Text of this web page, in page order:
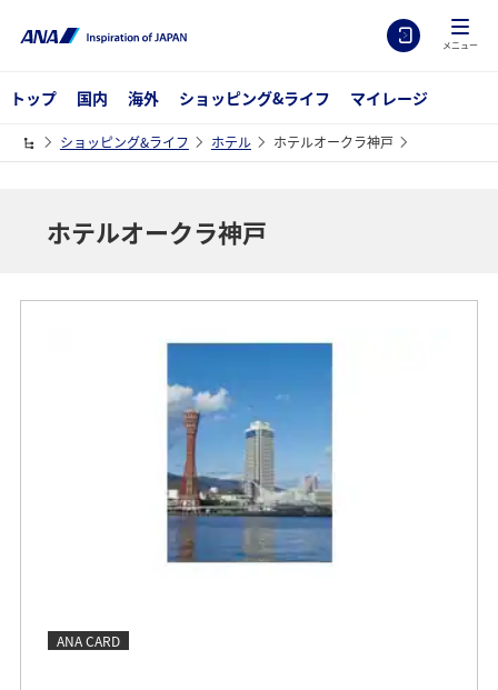
メニュー
トップ 国内 海外 ショッピング&ライフ マイレージ
ショッピング&ライフ ホテル ホテルオークラ神戸
ホテルオークラ神戸
ANA CARD